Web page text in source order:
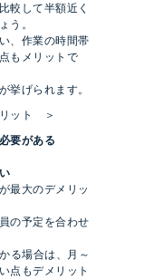
較して半額近く
う。
、作業の時間帯
もメリットで
挙げられます。
ット ＞
要がある
最大のデメリッ
の予定を合わせ
る場合は、月～
点もデメリット